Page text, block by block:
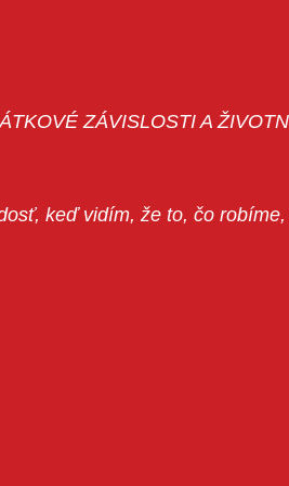
ZÁVISLOSTI A
keď vidím, že to, čo